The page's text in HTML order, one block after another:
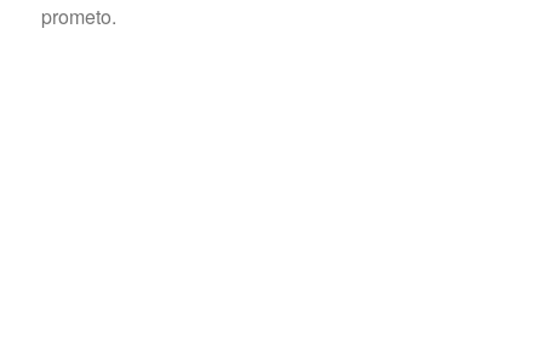
prometo.